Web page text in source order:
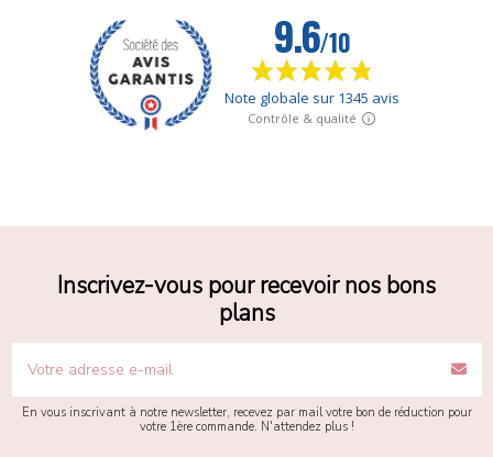
Inscrivez-vous pour recevoir nos bons
plans
En vous inscrivant à notre newsletter, recevez par mail votre bon de réduction pour
votre 1ère commande. N'attendez plus !